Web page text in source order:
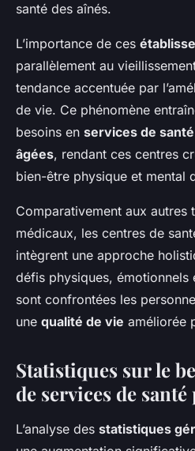
santé des aînés.
L’importance de ces
parallèlement au
tendance accentuée par
de vie. Ce phénomène
besoins en services de
âgées, rendant ces centres
bien-être physique et mental
Comparativement aux autres
médicaux, les centres de
intègrent une approche
défis physiques, émotionnels
sont confrontées les
une qualité de vie améliorée
Statistiques sur le
de services de
L’analyse des statistiques